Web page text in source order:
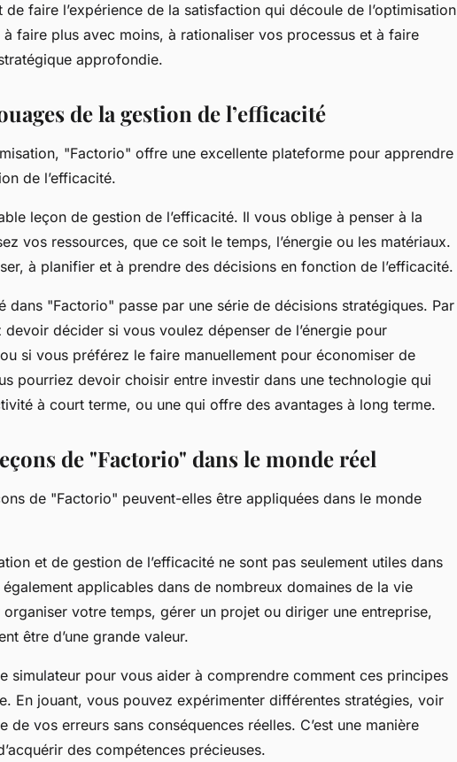
faire l’expérience de la satisfaction qui découle de l’optimisation
à faire plus avec moins, à rationaliser vos processus et à faire
approfondie.
de la gestion de l’efficacité
"Factorio" offre une excellente plateforme pour apprendre
de l’efficacité.
leçon de gestion de l’efficacité. Il vous oblige à penser à la
vos ressources, que ce soit le temps, l’énergie ou les matériaux.
à planifier et à prendre des décisions en fonction de l’efficacité.
dans "Factorio" passe par une série de décisions stratégiques. Par
décider si vous voulez dépenser de l’énergie pour
si vous préférez le faire manuellement pour économiser de
pourriez devoir choisir entre investir dans une technologie qui
à court terme, ou une qui offre des avantages à long terme.
de "Factorio" dans le monde réel
de "Factorio" peuvent-elles être appliquées dans le monde
et de gestion de l’efficacité ne sont pas seulement utiles dans
applicables dans de nombreux domaines de la vie
votre temps, gérer un projet ou diriger une entreprise,
être d’une grande valeur.
simulateur pour vous aider à comprendre comment ces principes
En jouant, vous pouvez expérimenter différentes stratégies, voir
de vos erreurs sans conséquences réelles. C’est une manière
des compétences précieuses.